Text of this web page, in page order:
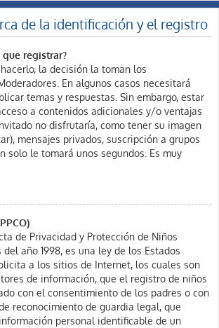
de la identificación y el registro
registrar?
la decisión la toman los
En algunos casos necesitará
temas y respuestas. Sin embargo, estar
a contenidos adicionales y/o ventajas
no disfrutaría, como tener su imagen
mensajes privados, suscripción a grupos
solo le tomará unos segundos. Es muy
de Privacidad y Protección de Niños
del año 1998, es una ley de los Estados
a los sitios de Internet, los cuales son
de información, que el registro de niños
con el consentimiento de los padres o con
reconocimiento de guardia legal, que
personal identificable de un